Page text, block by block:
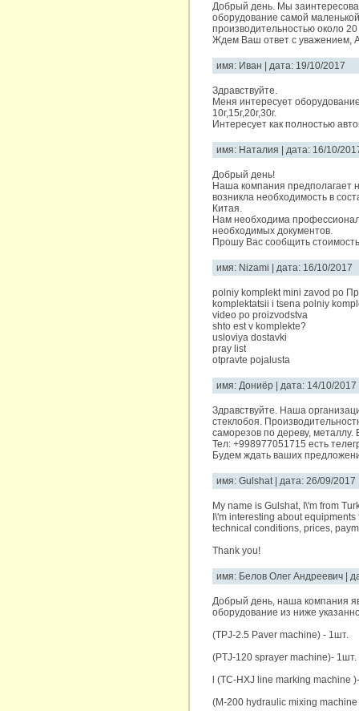
Добрый день. Мы
оборудование самой
производительностью около
Ждем Ваш ответ с уважением,
имя: Иван | дата: 19/10/2017
Здравствуйте.
Меня интересует
10г,15г,20г,30г.
Интересует как полностью
имя: Наталия | дата: 16/10/
Добрый день!
Наша компания предполагает
возникла необходимость в
Китая.
Нам необходима
необходимых документов.
Прошу Вас сообщить
имя: Nizami | дата: 16/10/2017
polniy komplekt mini zavod po
komplektatsii i tsena polniy
video po proizvodstva
shto est v komplekte?
usloviya dostavki
pray list
otpravte pojalusta
имя: Дониёр | дата: 14/10/2017
Здравствуйте. Наша
стеклобоя.
саморезов по дереву,
Тел: +998977051715 есть
Будем ждать ваших
имя: Gulshat | дата: 26/09/2017
My name is Gulshat, I\'m from
I\'m interesting about
technical conditions, prices,
Thank you!
имя: Белов Олег Андреевич |
Добрый день, наша компания
оборудование из ниже
(TPJ-2.5 Paver machine) - 1шт.
(PTJ-120 sprayer machine)- 1шт.
l (TC-HXJ line marking machine
(M-200 hydraulic mixing